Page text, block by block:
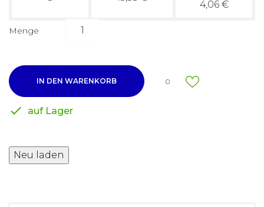
4,06 €
Menge
IN DEN WARENKORB 0
 auf Lager